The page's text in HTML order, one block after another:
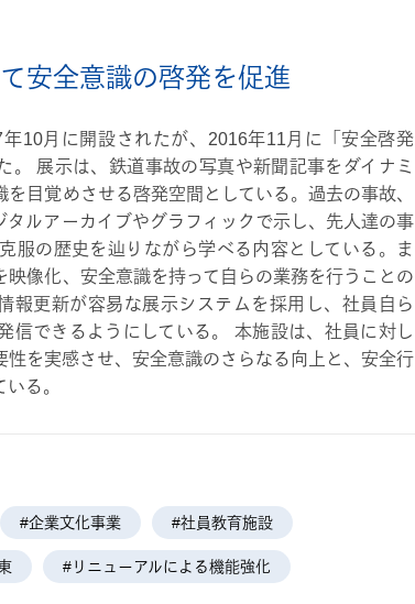
安全意識の啓発を促進
10月に開設されたが、2016年11月に「安全啓発
。 展示は、鉄道事故の写真や新聞記事をダイナミ
目覚めさせる啓発空間としている。過去の事故、
ルアーカイブやグラフィックで示し、先人達の事
服の歴史を辿りながら学べる内容としている。ま
像化、安全意識を持って自らの業務を行うことの
報更新が容易な展示システムを採用し、社員自ら
信できるようにしている。 本施設は、社員に対し
を実感させ、安全意識のさらなる向上と、安全行
る。
#企業文化事業 #社員教育施設
#リニューアルによる機能強化